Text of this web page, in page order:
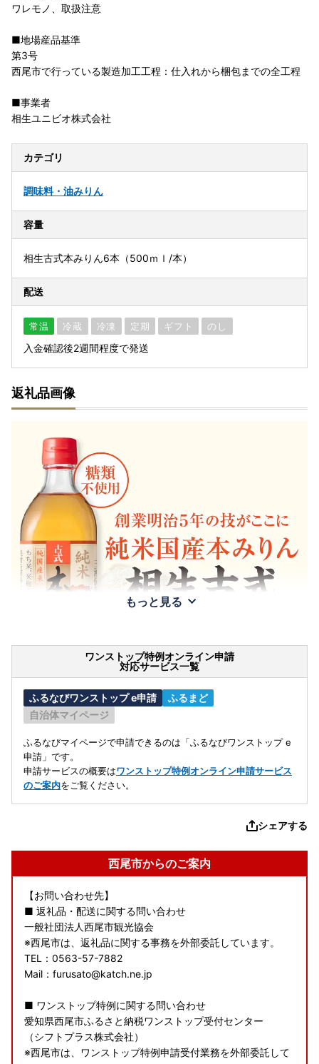
ワレモノ、取扱注意
■地場産品基準
第3号
西尾市で行っている製造加工工程：仕入れから梱包までの全工程
■事業者
相生ユニビオ株式会社
カテゴリ
調味料・油みりん
容量
相生古式本みりん6本（500ｍｌ/本）
配送
常温 冷蔵 冷凍 定期 ギフト のし
入金確認後2週間程度で発送
返礼品画像
もっと見る
ワンストップ特例オンライン申請
対応サービス一覧
ふるなびワンストップ e申請
ふるまど
自治体マイページ
ふるなびマイページで申請できるのは「ふるなびワンストップ e
申請」です。
申請サービスの概要はワンストップ特例オンライン申請サービス
のご案内をご覧ください。
シェアする
西尾市からのご案内
【お問い合わせ先】
■ 返礼品・配送に関する問い合わせ
一般社団法人西尾市観光協会
※西尾市は、返礼品に関する事務を外部委託しています。
TEL：0563-57-7882
Mail：furusato@katch.ne.jp
■ ワンストップ特例に関する問い合わせ
愛知県西尾市ふるさと納税ワンストップ受付センター
（シフトプラス株式会社）
※西尾市は、ワンストップ特例申請受付業務を外部委託して